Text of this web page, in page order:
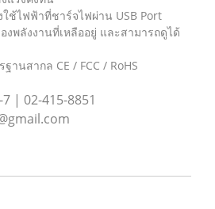
ช้ไฟฟ้าที่ชาร์จไฟผ่าน USB Port
งพลังงานที่เหลืออยู่ และสามารถดูได้
านสากล CE / FCC / RoHS
| 02-415-8851